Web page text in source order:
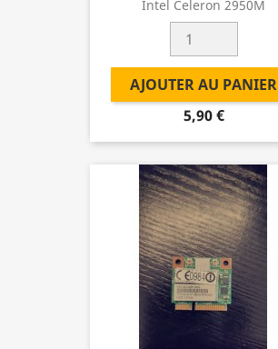
Intel Celeron 2950M
AJOUTER AU PANIER
5,90 €